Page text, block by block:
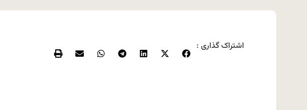
اشتراک گذاری :